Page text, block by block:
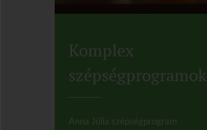
Komplex
szépségprogramok
Anna Júlia szépségprogram